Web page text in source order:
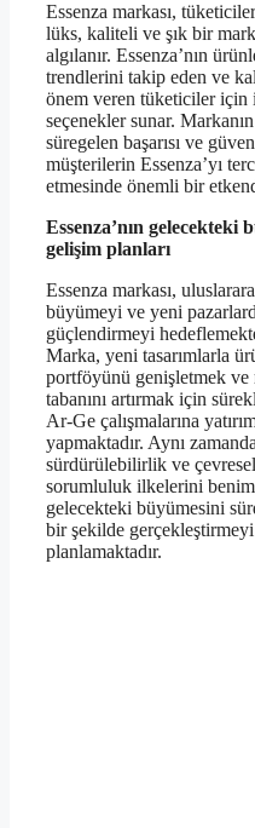
Essenza markası,
lüks, kaliteli ve şık bir
algılanır. Essenza’nın
trendlerini takip eden ve
önem veren tüketiciler için
seçenekler sunar.
süregelen başarısı ve
müşterilerin Essenza’yı
etmesinde önemli bir
Essenza’nın gelecekteki
gelişim planları
Essenza markası,
büyümeyi ve yeni
güçlendirmeyi
Marka, yeni tasarımlarla
portföyünü genişletmek ve
tabanını artırmak için
Ar-Ge çalışmalarına
yapmaktadır. Aynı
sürdürülebilirlik ve çevresel
sorumluluk ilkelerini
gelecekteki büyümesini
bir şekilde gerçekleştirmeyi
planlamaktadır.